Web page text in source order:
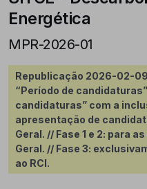
Energética
MPR-2026-01
Republicação 2026-02-
“Período de
candidaturas” com a
apresentação de
Geral. // Fase 1 e 2: para
Geral. // Fase 3:
ao RCI.